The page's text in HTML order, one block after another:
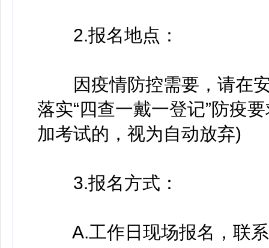
2.报名地点：
因疫情防控需要，请在安
落实“四查一戴一登记”防疫
加考试的，视为自动放弃)
3.报名方式：
A.工作日现场报名，联系